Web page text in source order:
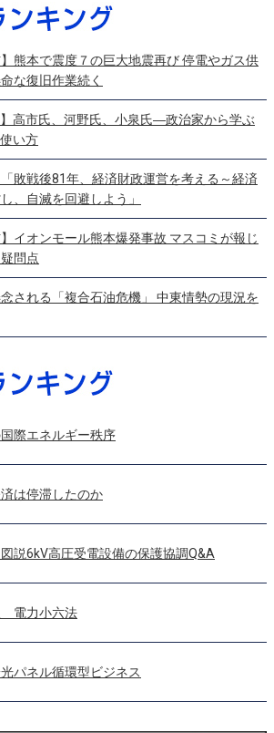
】熊本で震度７の巨大地震再び 停電やガス供
な復旧作業続く
】高市氏、河野氏、小泉氏―政治家から学ぶ
い方
「敗戦後81年、経済財政運営を考える～経済
、自滅を回避しよう」
】イオンモール熊本爆発事故 マスコミが報じ
問点
念される「複合石油危機」 中東情勢の現況を
際エネルギー秩序
は停滞したのか
説6kV高圧受電設備の保護協調Q&A
電力小六法
パネル循環型ビジネス